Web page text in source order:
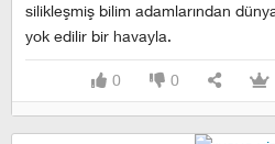
silikleşmiş bilim adamlarından
yok edilir bir havayla.
0 0